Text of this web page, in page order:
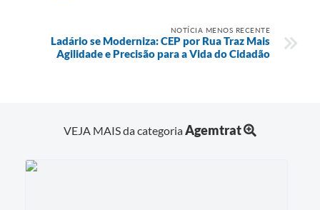
NOTÍCIA MENOS RECENTE
Ladário se Moderniza: CEP por Rua Traz Mais
Agilidade e Precisão para a Vida do Cidadão
VEJA MAIS da categoriaAgemtrat